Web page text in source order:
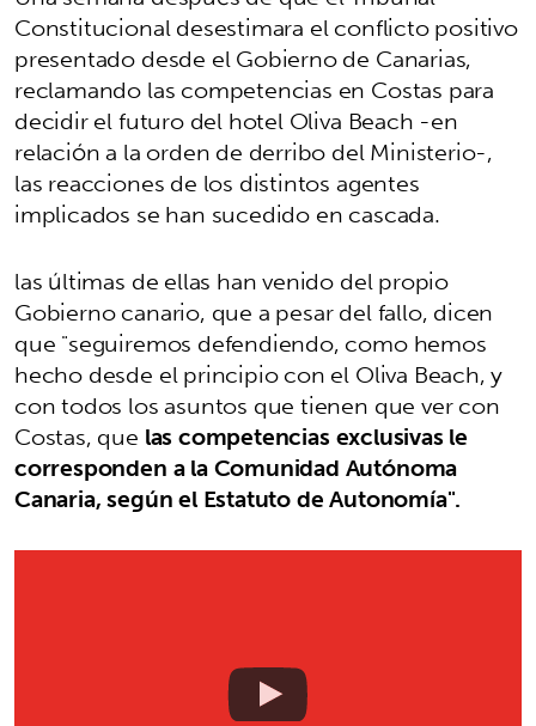
Constitucional desestimara el conflicto positivo
presentado desde el Gobierno de Canarias,
reclamando las competencias en Costas para
decidir el futuro del hotel Oliva Beach -en
relación a la orden de derribo del Ministerio-,
las reacciones de los distintos agentes
implicados se han sucedido en cascada.
las últimas de ellas han venido del propio
Gobierno canario, que a pesar del fallo, dicen
que "seguiremos defendiendo, como hemos
hecho desde el principio con el Oliva Beach, y
con todos los asuntos que tienen que ver con
Costas, que las competencias exclusivas le
corresponden a la Comunidad Autónoma
Canaria, según el Estatuto de Autonomía".